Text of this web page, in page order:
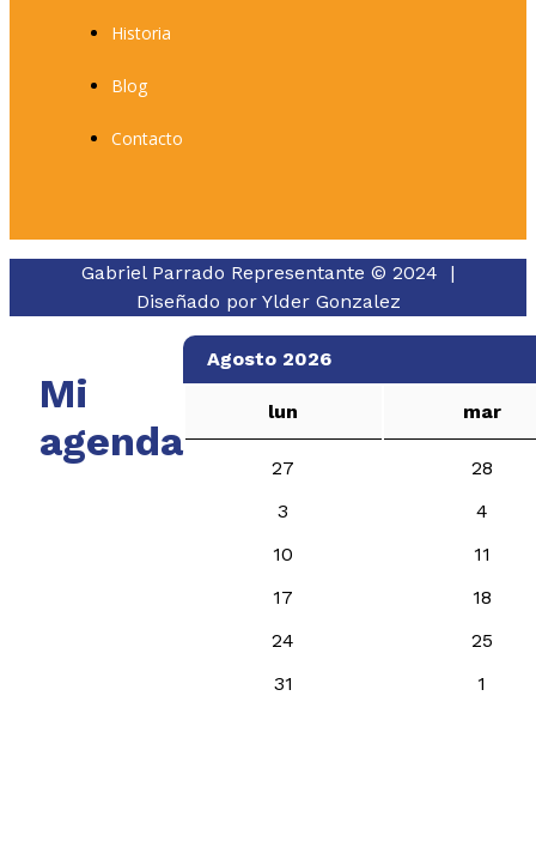
Historia
Blog
Contacto
Gabriel Parrado Representante © 2024 |
Diseñado por Ylder Gonzalez
Mi
agenda
Agosto 2026
lun mar
27
28
3
4
10
11
17
18
24
25
31
1